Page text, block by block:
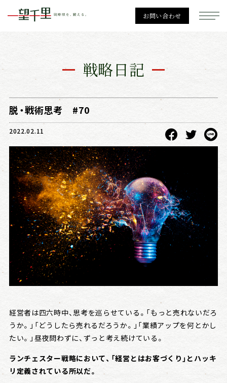
お問い合わせ
一望千里
勉強会一覧
個別相談
会社情報
戦略日記
戦略日記
脱・戦術思考 #70
2022.02.11
経営者は四六時中、思考を巡らせている。「もっと売れないだろ
うか。」「どうしたら売れるだろうか。」「業績アップを何とかし
たい。」昼夜問わずに、ずっと考え続けている。
ランチェスター戦略において、「経営とはお客づくり」とハッキ
リ定義されている所以だ。